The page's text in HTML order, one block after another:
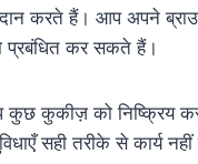
करते हैं। आप अपने
कर सकते हैं।
कुछ कुकीज़ को निष्क्रिय
सही तरीके से कार्य